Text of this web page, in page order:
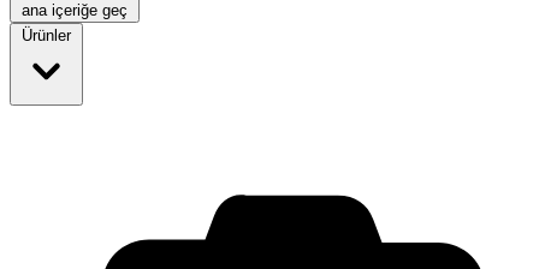
ana içeriğe geç
Ürünler